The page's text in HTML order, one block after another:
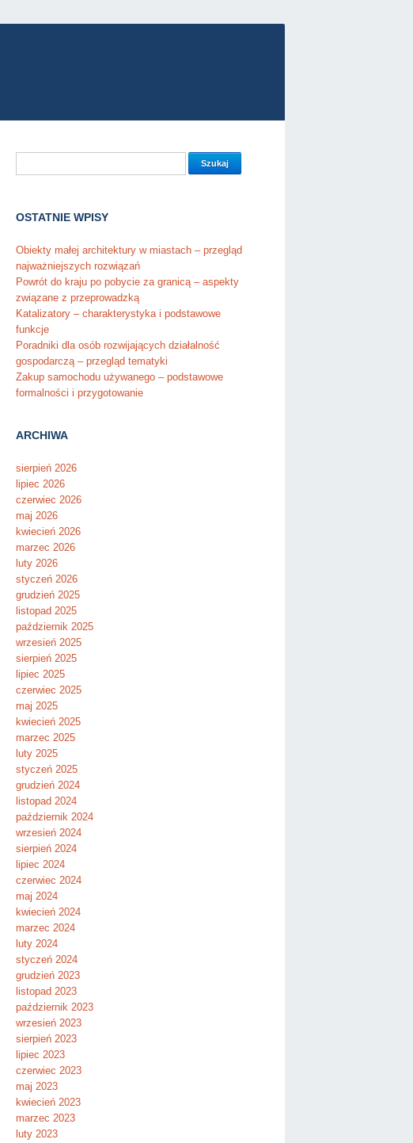
OSTATNIE WPISY
Obiekty małej architektury w miastach – przegląd
najważniejszych rozwiązań
Powrót do kraju po pobycie za granicą – aspekty
związane z przeprowadzką
Katalizatory – charakterystyka i podstawowe
funkcje
Poradniki dla osób rozwijających działalność
gospodarczą – przegląd tematyki
Zakup samochodu używanego – podstawowe
formalności i przygotowanie
ARCHIWA
sierpień 2026
lipiec 2026
czerwiec 2026
maj 2026
kwiecień 2026
marzec 2026
luty 2026
styczeń 2026
grudzień 2025
listopad 2025
październik 2025
wrzesień 2025
sierpień 2025
lipiec 2025
czerwiec 2025
maj 2025
kwiecień 2025
marzec 2025
luty 2025
styczeń 2025
grudzień 2024
listopad 2024
październik 2024
wrzesień 2024
sierpień 2024
lipiec 2024
czerwiec 2024
maj 2024
kwiecień 2024
marzec 2024
luty 2024
styczeń 2024
grudzień 2023
listopad 2023
październik 2023
wrzesień 2023
sierpień 2023
lipiec 2023
czerwiec 2023
maj 2023
kwiecień 2023
marzec 2023
luty 2023